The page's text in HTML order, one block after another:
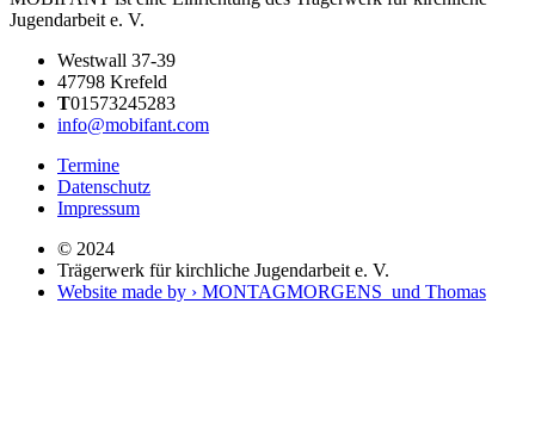
Jugendarbeit e. V.
Westwall 37-39
47798 Krefeld
T01573245283
info@mobifant.com
Termine
Datenschutz
Impressum
© 2024
Trägerwerk für kirchliche Jugendarbeit e. V.
Website made by › MONTAGMORGENS und Thomas